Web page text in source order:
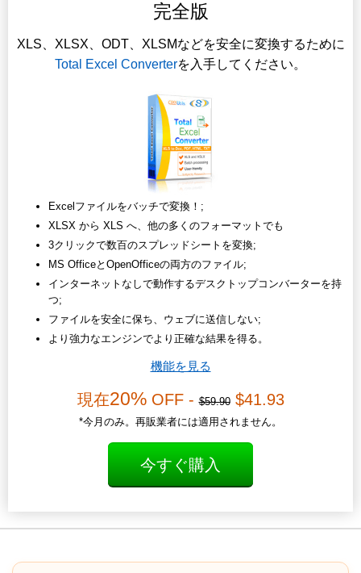
完全版
XLS、XLSX、ODT、XLSMなどを安全に変換するために
Total Excel Converterを入手してください。
Excelファイルをバッチで変換！;
XLSX から XLS へ、他の多くのフォーマットでも
3クリックで数百のスプレッドシートを変換;
MS OfficeとOpenOfficeの両方のファイル;
インターネットなしで動作するデスクトップコンバーターを持
つ;
ファイルを安全に保ち、ウェブに送信しない;
より強力なエンジンでより正確な結果を得る。
機能を見る
現在20%OFF -$59.90$41.93
*今月のみ。再販業者には適用されません。
今すぐ購入